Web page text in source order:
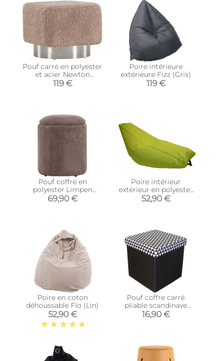
Pouf carré en polyester
et acier Newton
(Marron)
119 €
Poire intérieure
extérieure Fizz (Gris)
119 €
Pouf coffre en
polyester Limpen
(Velours marron)
69,90 €
Poire intérieur
extérieur en polyester
Luna (Vert anis)
52,90 €
Poire en coton
déhoussable Flo (Lin)
52,90 €
Pouf coffre carré
pliable scandinave
(Noir)
16,90 €